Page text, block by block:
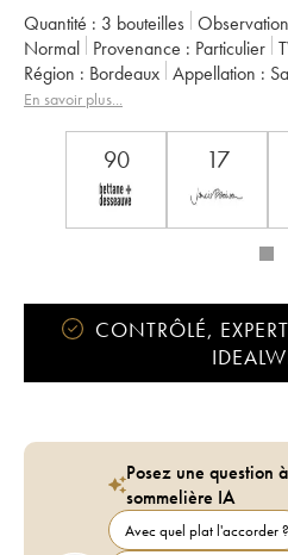
Quantité : 3 bouteilles
Normal
Provenance : particulier
Région :
Bordeaux Appellation :
Propriétaire :
En savoir plus...
90 17
CONTRÔLÉ,
Posez une question
sommelière IA
Avec quel plat l'accorder ?